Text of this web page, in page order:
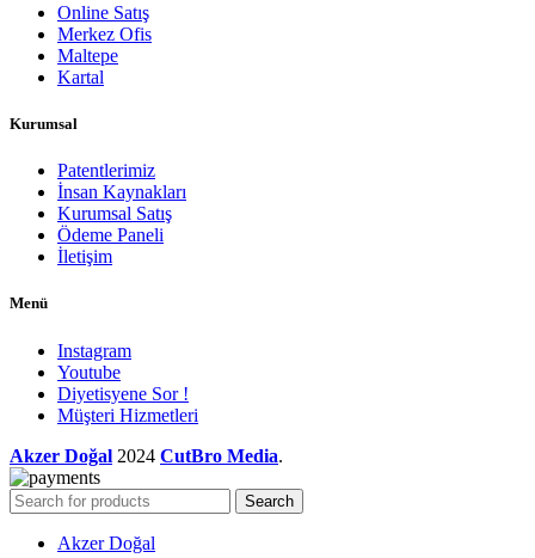
Online Satış
Merkez Ofis
Maltepe
Kartal
Kurumsal
Patentlerimiz
İnsan Kaynakları
Kurumsal Satış
Ödeme Paneli
İletişim
Menü
Instagram
Youtube
Diyetisyene Sor !
Müşteri Hizmetleri
Akzer Doğal 2024 CutBro Media.
Search
Akzer Doğal